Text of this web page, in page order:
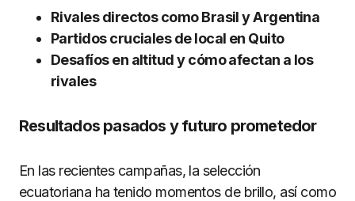
Rivales directos como Brasil y Argentina
Partidos cruciales de local en Quito
Desafíos en altitud y cómo afectan a los
rivales
Resultados pasados y futuro prometedor
En las recientes campañas, la selección
ecuatoriana ha tenido momentos de brillo, así como